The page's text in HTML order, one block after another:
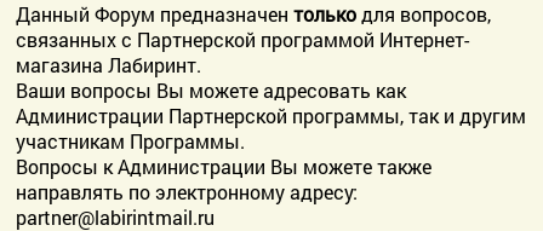
Данный Форум предназначентолькодля вопросов,
связанных с Партнерской программой Интернет-
магазина Лабиринт.
Ваши вопросы Вы можете адресовать как
Администрации Партнерской программы, так и другим
участникам Программы.
Вопросы к Администрации Вы можете также
направлять по электронному адресу:
partner@labirintmail.ru